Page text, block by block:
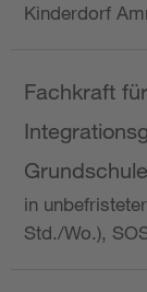
Kinderdorf
Fachkraft
in
Std./Wo.),